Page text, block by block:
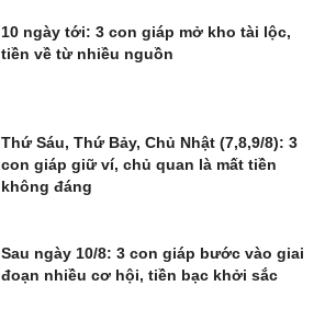
10 ngày tới: 3 con giáp mở kho tài lộc,
tiền về từ nhiều nguồn
Thứ Sáu, Thứ Bảy, Chủ Nhật (7,8,9/8): 3
con giáp giữ ví, chủ quan là mất tiền
không đáng
Sau ngày 10/8: 3 con giáp bước vào giai
đoạn nhiều cơ hội, tiền bạc khởi sắc